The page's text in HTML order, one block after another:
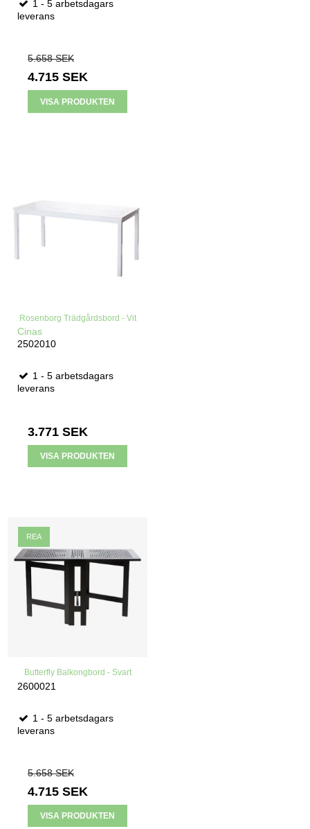
1 - 5 arbetsdagars
leverans
5.658 SEK
4.715 SEK
VISA PRODUKTEN
Rosenborg Trädgårdsbord - Vit
Cinas
2502010
1 - 5 arbetsdagars
leverans
3.771 SEK
VISA PRODUKTEN
REA
Butterfly Balkongbord - Svart
2600021
1 - 5 arbetsdagars
leverans
5.658 SEK
4.715 SEK
VISA PRODUKTEN